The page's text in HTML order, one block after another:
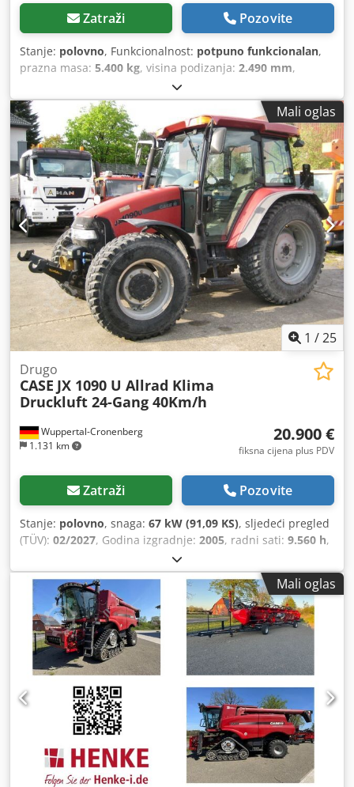
Zatraži Pozovite
Stanje: polovno, Funkcionalnost: potpuno funkcionalan,
prazna masa: 5.400 kg, visina podizanja: 2.490 mm,
, radni sati:
5.550 mm, građevinska visina:2.500 mm, vrsta pogona:
Diesel Motor, širina gradnje: 1.950 mm, Mali oglas
1 /25
Wuppertal-Cronenberg
1.131 km
Drugo
CASE JX 1090 U Allrad Klima
Druckluft 24-Gang 40Km/h
20.900 €
fiksna cijena plus PDV
Zatraži Pozovite
Stanje: polovno, snaga: 67 kW (91,09 KS), sljedeći pregled
(TÜV): 02/2027, Godina izgradnje: 2005, radni sati: 9.560 h,
kabina, klima-uređaj, pogon na sve točkove
Mali oglas